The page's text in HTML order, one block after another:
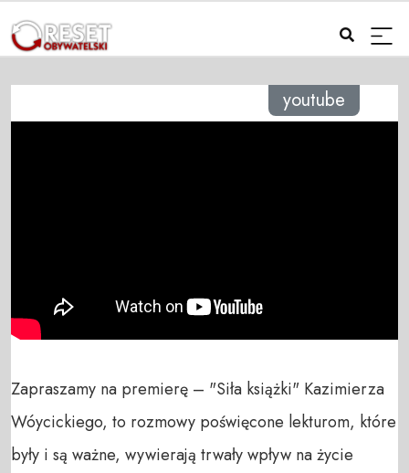
youtube
Zapraszamy na premierę – "Siła książki" Kazimierza
Wóycickiego, to rozmowy poświęcone lekturom, które
były i są ważne, wywierają trwały wpływ na życie